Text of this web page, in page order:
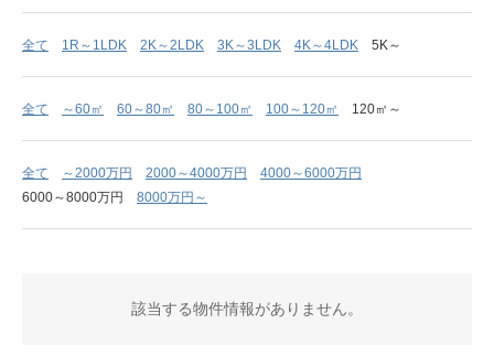
全て 1R～1LDK 2K～2LDK 3K～3LDK 4K～4LDK 5K～
全て ～60㎡ 60～80㎡ 80～100㎡ 100～120㎡ 120㎡～
全て ～2000万円 2000～4000万円
4000～6000万円
6000～8000万円
8000万円～
該当する物件情報がありません。